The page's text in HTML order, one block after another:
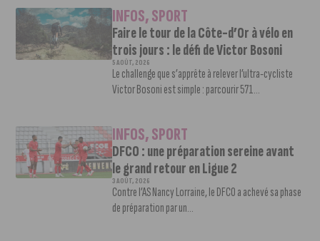
INFOS,SPORT
Faire le tour de la Côte-d’Or à vélo en
trois jours : le défi de Victor Bosoni
5 AOÛT, 2026
Le challenge que s’apprête à relever l’ultra-cycliste
Victor Bosoni est simple : parcourir 571...
INFOS,SPORT
DFCO : une préparation sereine avant
le grand retour en Ligue 2
3 AOÛT, 2026
Contre l’AS Nancy Lorraine, le DFCO a achevé sa phase
de préparation par un...